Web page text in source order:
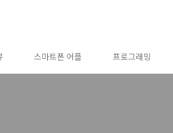
스마트폰 어플 프로그래밍